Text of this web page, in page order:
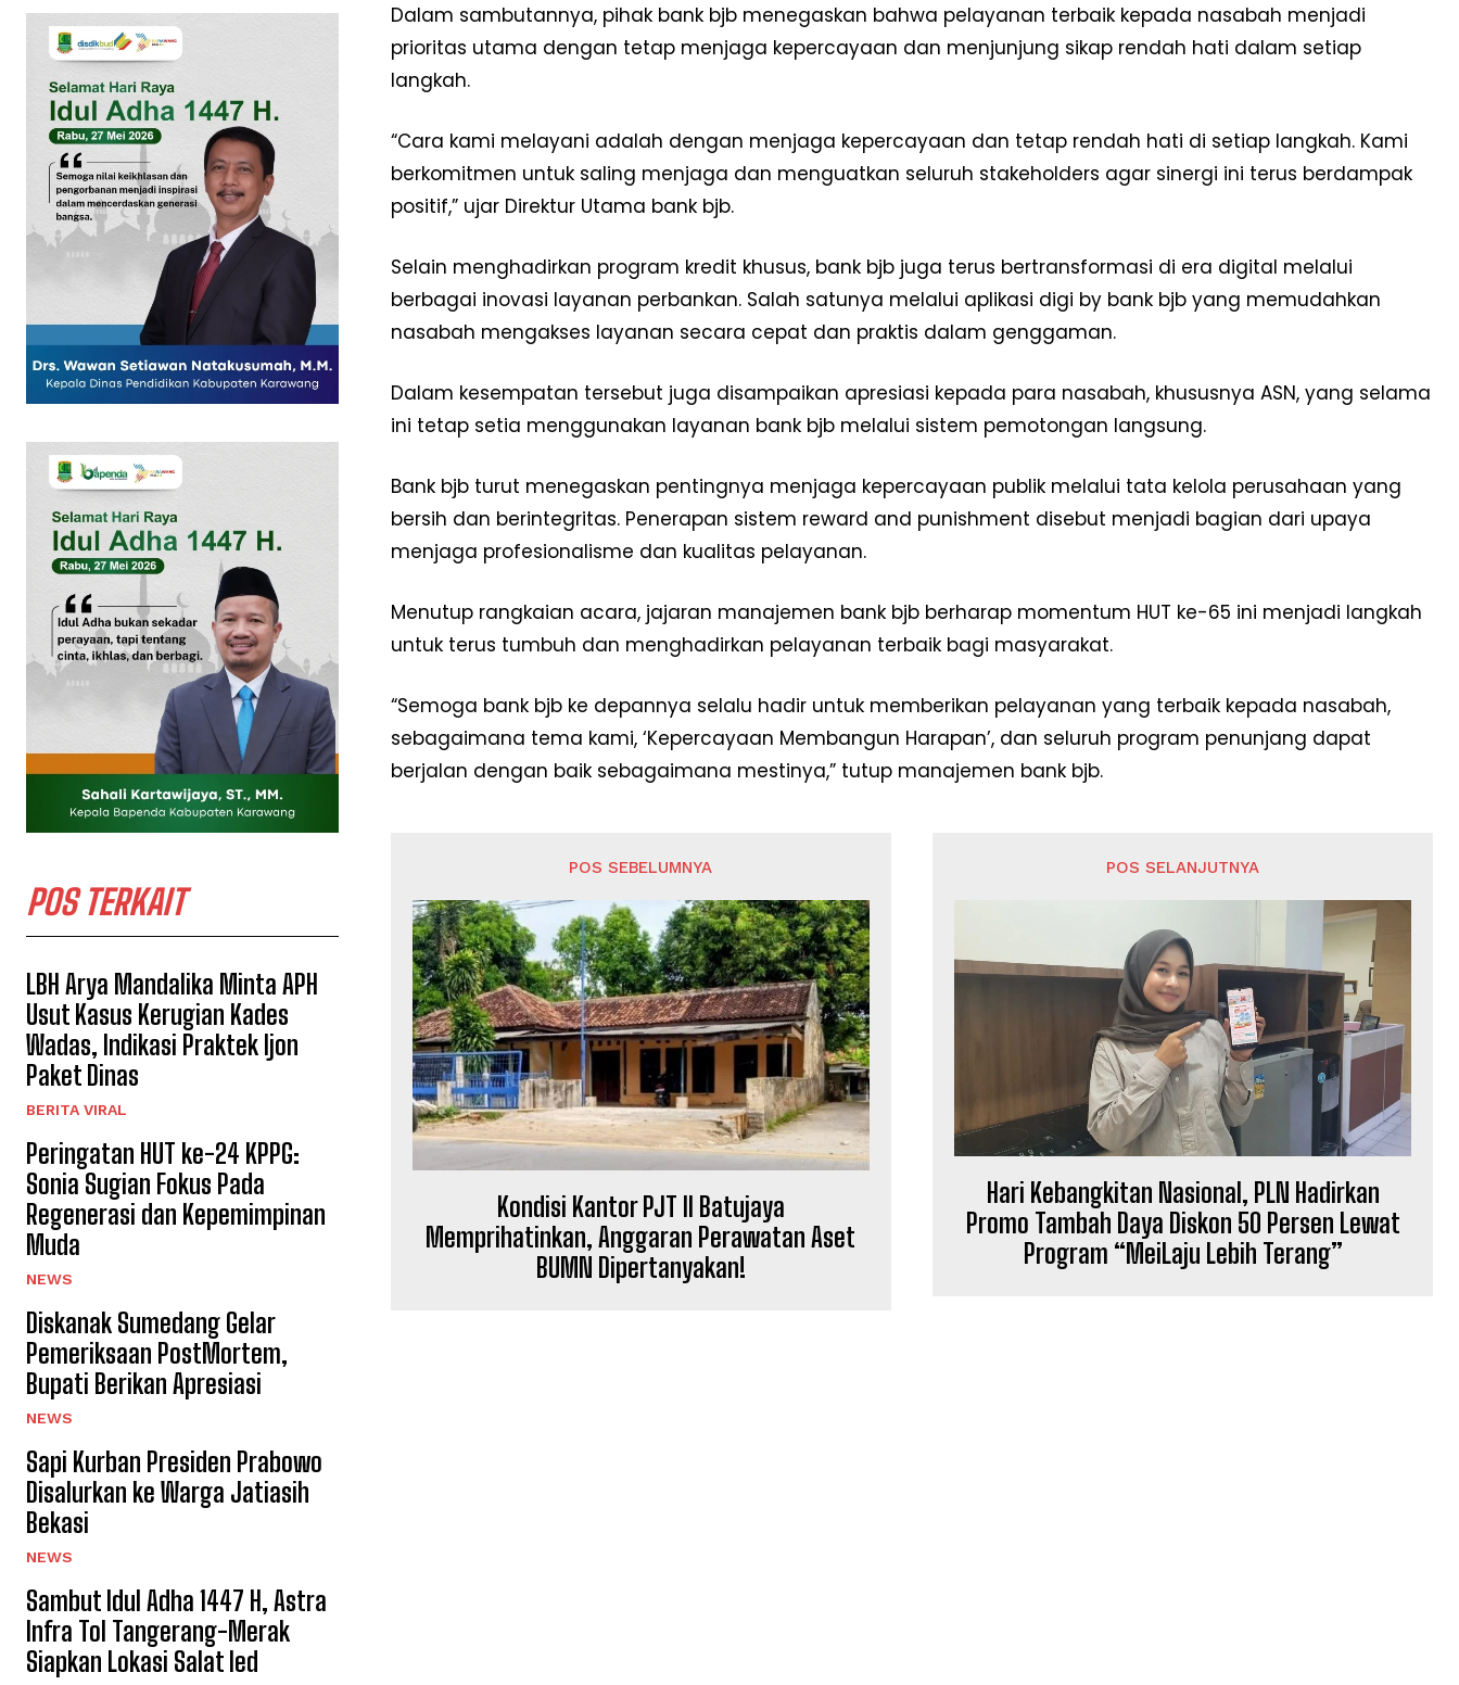
News Week
Magazine PRO
SUBSCRIBE NOW
Disclaimer
Kontak Kami
Pedoman Media Siber
Tentang Kami
Indeks Berita
POS TERKAIT
LBH Arya Mandalika Minta APH
Usut Kasus Kerugian Kades
Wadas, Indikasi Praktek Ijon
Paket Dinas
BERITA VIRAL
Peringatan HUT ke-24 KPPG:
Sonia Sugian Fokus Pada
Regenerasi dan Kepemimpinan
Muda
NEWS
Diskanak Sumedang Gelar
Pemeriksaan PostMortem,
Bupati Berikan Apresiasi
NEWS
Sapi Kurban Presiden Prabowo
Disalurkan ke Warga Jatiasih
Bekasi
NEWS
‎Sambut Idul Adha 1447 H, Astra
Infra Tol Tangerang-Merak
Siapkan Lokasi Salat Ied
Dalam sambutannya, pihak bank bjb menegaskan bahwa pelayanan terbaik kepada nasabah menjadi
prioritas utama dengan tetap menjaga kepercayaan dan menjunjung sikap rendah hati dalam setiap
langkah.
“Cara kami melayani adalah dengan menjaga kepercayaan dan tetap rendah hati di setiap langkah. Kami
berkomitmen untuk saling menjaga dan menguatkan seluruh stakeholders agar sinergi ini terus berdampak
positif,” ujar Direktur Utama bank bjb.
Selain menghadirkan program kredit khusus, bank bjb juga terus bertransformasi di era digital melalui
berbagai inovasi layanan perbankan. Salah satunya melalui aplikasi digi by bank bjb yang memudahkan
nasabah mengakses layanan secara cepat dan praktis dalam genggaman.
Dalam kesempatan tersebut juga disampaikan apresiasi kepada para nasabah, khususnya ASN, yang selama
ini tetap setia menggunakan layanan bank bjb melalui sistem pemotongan langsung.
Bank bjb turut menegaskan pentingnya menjaga kepercayaan publik melalui tata kelola perusahaan yang
bersih dan berintegritas. Penerapan sistem reward and punishment disebut menjadi bagian dari upaya
menjaga profesionalisme dan kualitas pelayanan.
Menutup rangkaian acara, jajaran manajemen bank bjb berharap momentum HUT ke-65 ini menjadi langkah
untuk terus tumbuh dan menghadirkan pelayanan terbaik bagi masyarakat.
“Semoga bank bjb ke depannya selalu hadir untuk memberikan pelayanan yang terbaik kepada nasabah,
sebagaimana tema kami, ‘Kepercayaan Membangun Harapan’, dan seluruh program penunjang dapat
berjalan dengan baik sebagaimana mestinya,” tutup manajemen bank bjb.
POS SEBELUMNYA
Kondisi Kantor PJT II Batujaya
Memprihatinkan, Anggaran Perawatan Aset
BUMN Dipertanyakan!
POS SELANJUTNYA
Hari Kebangkitan Nasional, PLN Hadirkan
Promo Tambah Daya Diskon 50 Persen Lewat
Program “MeiLaju Lebih Terang”